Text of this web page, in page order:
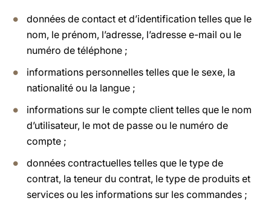
données de contact et d’identification telles que le
nom, le prénom, l’adresse, l’adresse e-mail ou le
numéro de téléphone ;
informations personnelles telles que le sexe, la
nationalité ou la langue ;
informations sur le compte client telles que le nom
d’utilisateur, le mot de passe ou le numéro de
compte ;
données contractuelles telles que le type de
contrat, la teneur du contrat, le type de produits et
services ou les informations sur les commandes ;